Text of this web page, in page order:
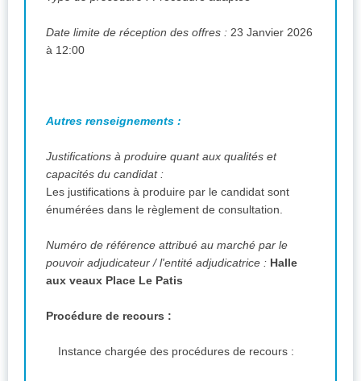
Date limite de réception des offres : 23 Janvier 2026
à 12:00
Autres renseignements :
Justifications à produire quant aux qualités et
capacités du candidat :
Les justifications à produire par le candidat sont
énumérées dans le règlement de consultation.
Numéro de référence attribué au marché par le
pouvoir adjudicateur / l'entité adjudicatrice : Halle
aux veaux Place Le Patis
Procédure de recours :
Instance chargée des procédures de recours :